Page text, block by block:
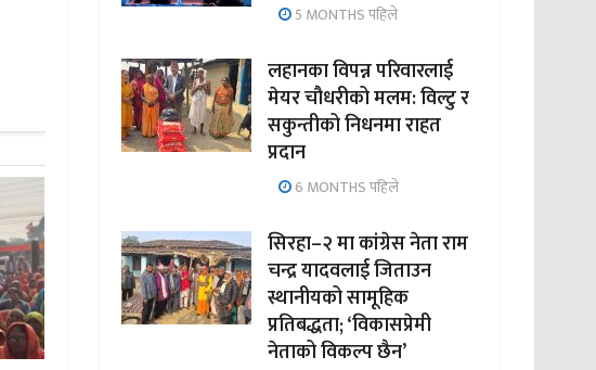
5 MONTHS पहिले
लहानका विपन्न परिवारलाई
मेयर चौधरीको मलम: विल्टु र
सकुन्तीको निधनमा राहत
प्रदान
6 MONTHS पहिले
सिरहा–२ मा कांग्रेस नेता राम
चन्द्र यादवलाई जिताउन
स्थानीयको सामूहिक
प्रतिबद्धता; ‘विकासप्रेमी
नेताको विकल्प छैन’